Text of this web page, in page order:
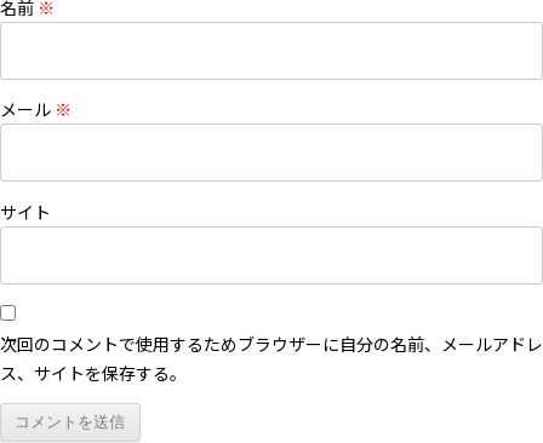
名前 ※
メール ※
サイト
次回のコメントで使用するためブラウザーに自分の名前、メールアドレ
ス、サイトを保存する。